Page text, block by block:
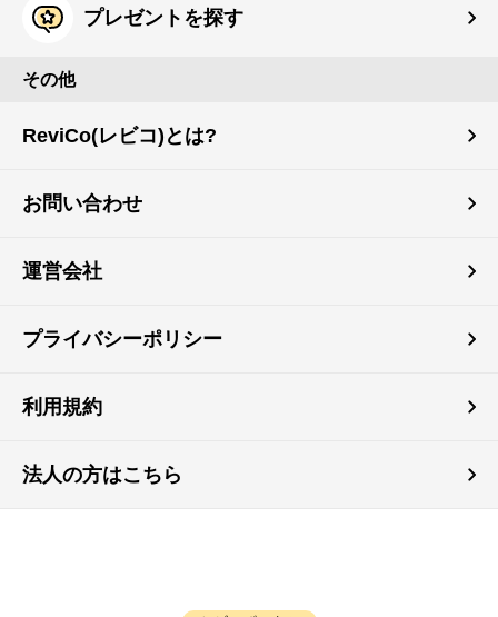
プレゼントを探す
その他
ReviCo(レビコ)とは?
お問い合わせ
運営会社
プライバシーポリシー
利用規約
法人の方はこちら